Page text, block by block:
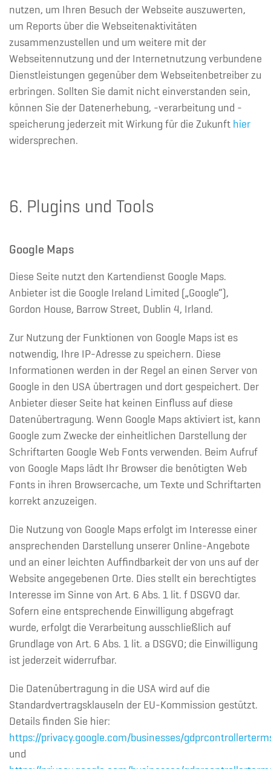
nutzen, um Ihren Besuch der Webseite auszuwerten,
um Reports über die Webseitenaktivitäten
zusammenzustellen und um weitere mit der
Webseitennutzung und der Internetnutzung verbundene
Dienstleistungen gegenüber dem Webseitenbetreiber zu
erbringen. Sollten Sie damit nicht einverstanden sein,
können Sie der Datenerhebung, -verarbeitung und -
speicherung jederzeit mit Wirkung für die Zukunft hier
widersprechen.
6. Plugins und Tools
Google Maps
Diese Seite nutzt den Kartendienst Google Maps.
Anbieter ist die Google Ireland Limited („Google“),
Gordon House, Barrow Street, Dublin 4, Irland.
Zur Nutzung der Funktionen von Google Maps ist es
notwendig, Ihre IP-Adresse zu speichern. Diese
Informationen werden in der Regel an einen Server von
Google in den USA übertragen und dort gespeichert. Der
Anbieter dieser Seite hat keinen Einfluss auf diese
Datenübertragung. Wenn Google Maps aktiviert ist, kann
Google zum Zwecke der einheitlichen Darstellung der
Schriftarten Google Web Fonts verwenden. Beim Aufruf
von Google Maps lädt Ihr Browser die benötigten Web
Fonts in ihren Browsercache, um Texte und Schriftarten
korrekt anzuzeigen.
Die Nutzung von Google Maps erfolgt im Interesse einer
ansprechenden Darstellung unserer Online-Angebote
und an einer leichten Auffindbarkeit der von uns auf der
Website angegebenen Orte. Dies stellt ein berechtigtes
Interesse im Sinne von Art. 6 Abs. 1 lit. f DSGVO dar.
Sofern eine entsprechende Einwilligung abgefragt
wurde, erfolgt die Verarbeitung ausschließlich auf
Grundlage von Art. 6 Abs. 1 lit. a DSGVO; die Einwilligung
ist jederzeit widerrufbar.
Die Datenübertragung in die USA wird auf die
Standardvertragsklauseln der EU-Kommission gestützt.
Details finden Sie hier:
https://privacy.google.com/businesses/
und